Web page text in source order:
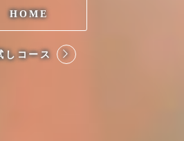
HOME
しコース